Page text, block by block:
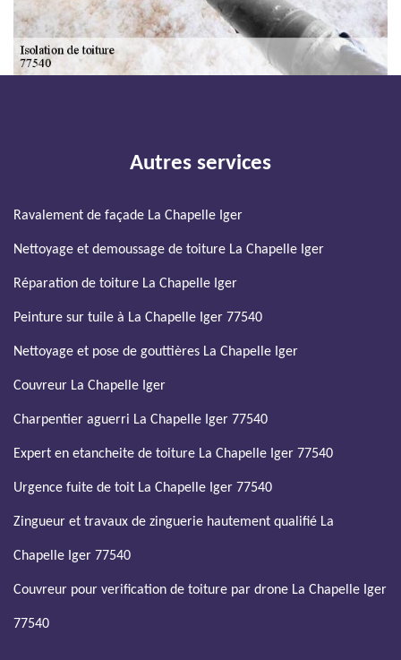
Autres services
Ravalement de façade La Chapelle Iger
Nettoyage et demoussage de toiture La Chapelle Iger
Réparation de toiture La Chapelle Iger
Peinture sur tuile à La Chapelle Iger 77540
Nettoyage et pose de gouttières La Chapelle Iger
Couvreur La Chapelle Iger
Charpentier aguerri La Chapelle Iger 77540
Expert en etancheite de toiture La Chapelle Iger 77540
Urgence fuite de toit La Chapelle Iger 77540
Zingueur et travaux de zinguerie hautement qualifié La
Chapelle Iger 77540
Couvreur pour verification de toiture par drone La Chapelle Iger
77540